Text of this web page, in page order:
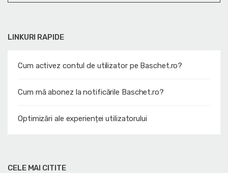
LINKURI RAPIDE
Cum activez contul de utilizator pe Baschet.ro?
Cum mă abonez la notificările Baschet.ro?
Optimizări ale experienței utilizatorului
CELE MAI CITITE